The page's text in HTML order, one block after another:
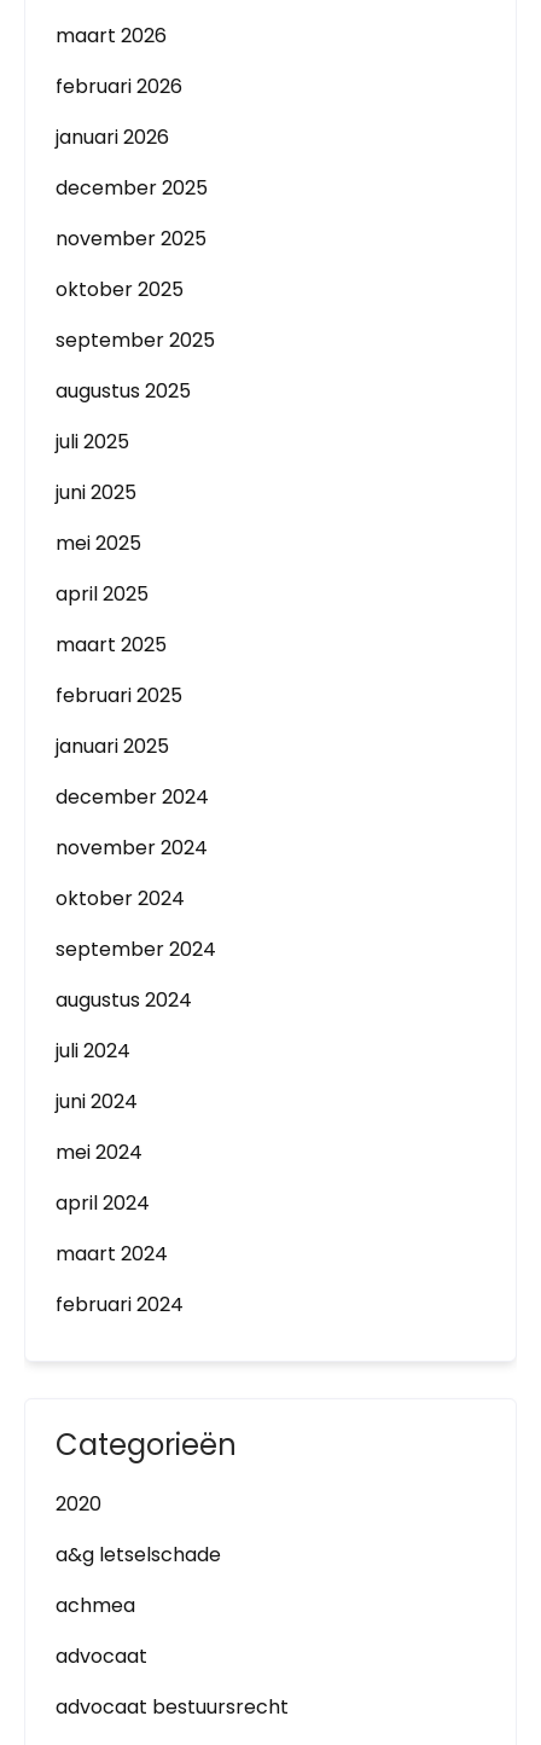
maart 2026
februari 2026
januari 2026
december 2025
november 2025
oktober 2025
september 2025
augustus 2025
juli 2025
juni 2025
mei 2025
april 2025
maart 2025
februari 2025
januari 2025
december 2024
november 2024
oktober 2024
september 2024
augustus 2024
juli 2024
juni 2024
mei 2024
april 2024
maart 2024
februari 2024
Categorieën
2020
a&g letselschade
achmea
advocaat
advocaat bestuursrecht